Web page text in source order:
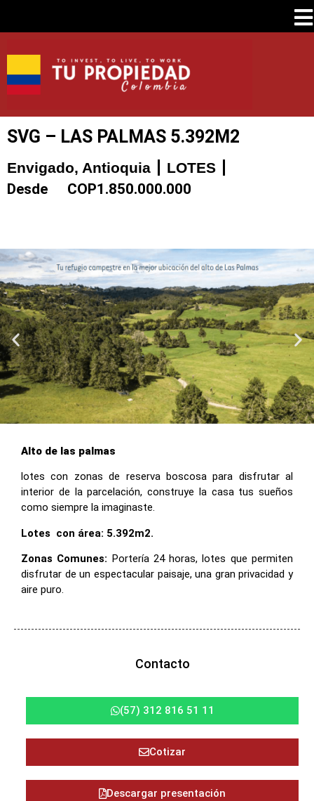
SVG – LAS PALMAS 5.392M2
Envigado, Antioquia LOTES
Desde COP1.850.000.000
Alto de las palmas
lotes con zonas de reserva boscosa para disfrutar al
interior de la parcelación, construye la casa tus sueños
como siempre la imaginaste.
Lotes con área: 5.392m2.
Zonas Comunes: Portería 24 horas, lotes que permiten
disfrutar de un espectacular paisaje, una gran privacidad y
aire puro.
Contacto
(57) 312 816 51 11
Cotizar
Descargar presentación